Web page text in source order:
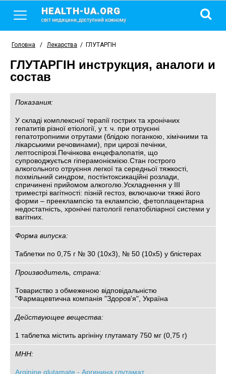
HEALTH-UA.ORG
світ медицини, доступний кожному
Головна / Лекарства / ГЛУТАРГІН
ГЛУТАРГІН инструкция, аналоги и
состав
Показания:
У складі комплексної терапії гострих та хронічних
гепатитів різної етіології, у т. ч. при отруєнні
гепатотропними отрутами (блідою поганкою, хімічними та
лікарськими речовинами), при цирозі печінки,
лептоспірозі.Печінкова енцефалопатія, що
супроводжується гіперамоніємією.Стан гострого
алкогольного отруєння легкої та середньої тяжкості,
похмільний синдром, постінтоксикаційні розлади,
спричинені прийомом алкоголю.Ускладнення у III
триместрі вагітності: пізній гестоз, включаючи тяжкі його
форми – прееклампсію та еклампсію, фетоплацентарна
недостатність, хронічні патології гепатобіліарної системи у
вагітних.
Форма випуска:
Таблетки по 0,75 г № 30 (10х3), № 50 (10х5) у блістерах
Производитель, страна:
Товариство з обмеженою відповідальністю
"Фармацевтична компанія "Здоров'я", Україна
Действующее вещества:
1 таблетка містить аргініну глутамату 750 мг (0,75 г)
МНН:
Arginine glutamate - Аргинина глутамат